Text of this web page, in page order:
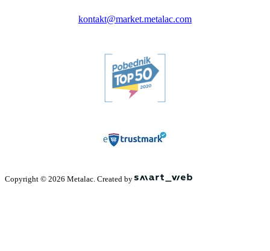
kontakt@market.metalac.com
Copyright © 2026 Metalac. Created by